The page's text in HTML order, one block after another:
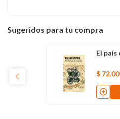
Sugeridos para tu compra
El país
$ 72.